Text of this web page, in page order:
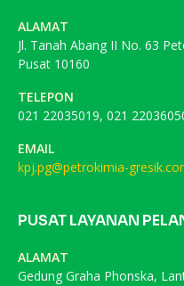
ALAMAT
Jl. Tanah Abang II No. 63
Pusat 10160
TELEPON
021 22035019, 021
EMAIL
kpj.pg@petrokimia-
PUSAT LAYANAN
ALAMAT
Gedung Graha Phonska,